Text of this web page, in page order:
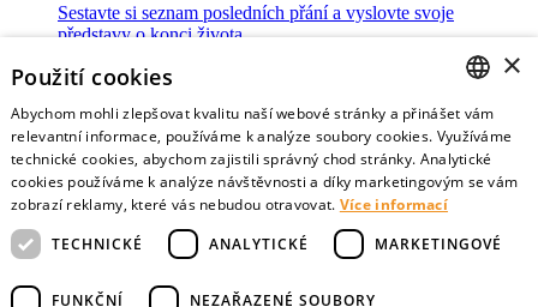
Sestavte si seznam posledních přání a vyslovte svoje
představy o konci života
Data o umírání
Nejnovější data o postojích veřejnosti a zdravotníků k umírání
CZECH
ENGLISH
×
Použití cookies
Abychom mohli zlepšovat kvalitu naší webové stránky a přinášet vám
relevantní informace, používáme k analýze soubory cookies. Využíváme
technické cookies, abychom zajistili správný chod stránky. Analytické
cookies používáme k analýze návštěvnosti a díky marketingovým se vám
zobrazí reklamy, které vás nebudou otravovat. Více informací
TECHNICKÉ
ANALYTICKÉ MARKETINGOVÉ
FUNKČNÍ NEZAŘAZENÉ SOUBORY